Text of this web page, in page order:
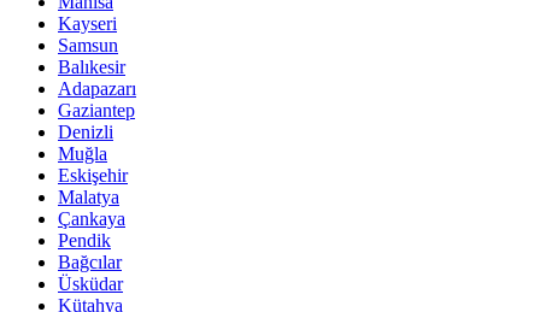
Kayseri
Samsun
Balıkesir
Adapazarı
Gaziantep
Denizli
Muğla
Eskişehir
Malatya
Çankaya
Pendik
Bağcılar
Üsküdar
Kütahya